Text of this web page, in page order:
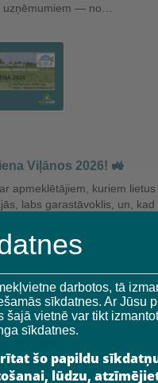
uzņēmumiem — no…
Viļānos 2026! 🚜
apmeklētājiem, kuriem
labs garastāvoklis, un,
pavisam citu enerģiju.
2026
darbotos, tā
sīkdatnes. Ar Jūsu
šajā vietnē var tikt
sīkdatnes.
šo papildu
lūdzu,